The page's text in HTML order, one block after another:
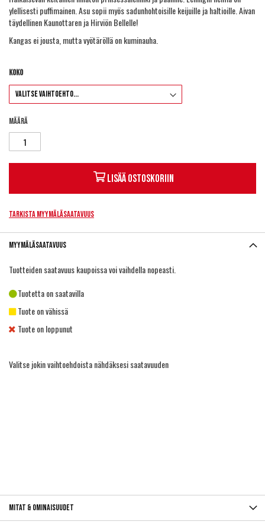
ylellisesti puffimainen. Asu sopii myös sadunhohtoisille keijuille ja haltioille. Aivan
täydellinen Kaunottaren ja Hirviön Bellelle!
Kangas ei jousta, mutta vyötäröllä on kuminauha.
Koko
Määrä
Lisää ostoskoriin
Tarkista myymäläsaatavuus
Myymäläsaatavuus
Tuotteiden saatavuus kaupoissa voi vaihdella nopeasti.
Tuotetta on saatavilla
Tuote on vähissä
Tuote on loppunut
Valitse jokin vaihtoehdoista nähdäksesi saatavuuden
Mitat & ominaisuudet